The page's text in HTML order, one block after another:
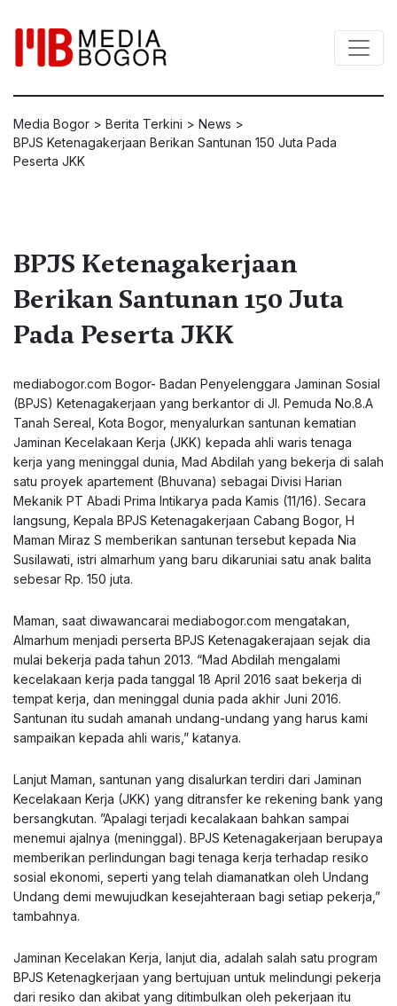
Media Bogor > Berita Terkini > News >
BPJS Ketenagakerjaan Berikan Santunan 150 Juta Pada
Peserta JKK
BPJS Ketenagakerjaan
Berikan Santunan 150 Juta
Pada Peserta JKK
mediabogor.com Bogor- Badan Penyelenggara Jaminan Sosial
(BPJS) Ketenagakerjaan yang berkantor di Jl. Pemuda No.8.A
Tanah Sereal, Kota Bogor, menyalurkan santunan kematian
Jaminan Kecelakaan Kerja (JKK) kepada ahli waris tenaga
kerja yang meninggal dunia, Mad Abdilah yang bekerja di salah
satu proyek apartement (Bhuvana) sebagai Divisi Harian
Mekanik PT Abadi Prima Intikarya pada Kamis (11/16). Secara
langsung, Kepala BPJS Ketenagakerjaan Cabang Bogor, H
Maman Miraz S memberikan santunan tersebut kepada Nia
Susilawati, istri almarhum yang baru dikaruniai satu anak balita
sebesar Rp. 150 juta.
Maman, saat diwawancarai mediabogor.com mengatakan,
Almarhum menjadi perserta BPJS Ketenagakerajaan sejak dia
mulai bekerja pada tahun 2013. “Mad Abdilah mengalami
kecelakaan kerja pada tanggal 18 April 2016 saat bekerja di
tempat kerja, dan meninggal dunia pada akhir Juni 2016.
Santunan itu sudah amanah undang-undang yang harus kami
sampaikan kepada ahli waris,” katanya.
Lanjut Maman, santunan yang disalurkan terdiri dari Jaminan
Kecelakaan Kerja (JKK) yang ditransfer ke rekening bank yang
bersangkutan. ”Apalagi terjadi kecalakaan bahkan sampai
menemui ajalnya (meninggal). BPJS Ketenagakerjaan berupaya
memberikan perlindungan bagi tenaga kerja terhadap resiko
sosial ekonomi, seperti yang telah diamanatkan oleh Undang
Undang demi mewujudkan kesejahteraan bagi setiap pekerja,”
tambahnya.
Jaminan Kecelakan Kerja, lanjut dia, adalah salah satu program
BPJS Ketenagkerjaan yang bertujuan untuk melindungi pekerja
dari resiko dan akibat yang ditimbulkan oleh pekerjaan itu